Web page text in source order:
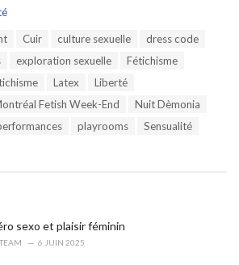
Cuir culture sexuelle
dress code
exploration sexuelle
Fétichisme
Latex
Liberté
Fetish Week-End
Nuit Dèmonia
playrooms
Sensualité
sexo et plaisir féminin
TEAM 6 JUIN 2025